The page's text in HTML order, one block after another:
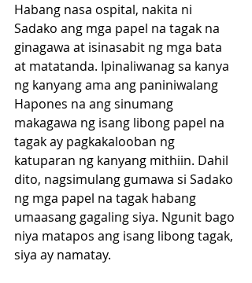
Habang nasa ospital, nakita ni
Sadako ang mga papel na tagak na
ginagawa at isinasabit ng mga bata
at matatanda. Ipinaliwanag sa kanya
ng kanyang ama ang paniniwalang
Hapones na ang sinumang
makagawa ng isang libong papel na
tagak ay pagkakalooban ng
katuparan ng kanyang mithiin. Dahil
dito, nagsimulang gumawa si Sadako
ng mga papel na tagak habang
umaasang gagaling siya. Ngunit bago
niya matapos ang isang libong tagak,
siya ay namatay.